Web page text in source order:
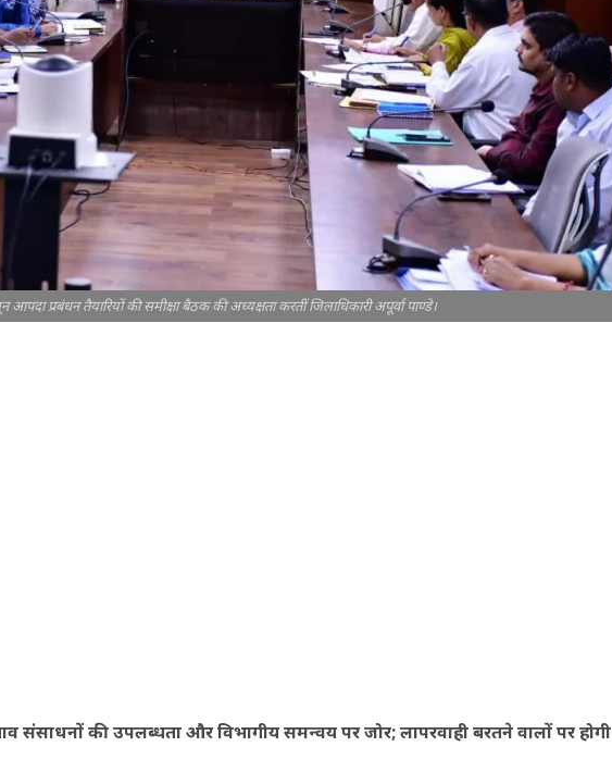
आपदा प्रबंधन तैयारियों की समीक्षा बैठक की अध्यक्षता करतीं जिलाधिकारी अपूर्वा पाण्डे।
संसाधनों की उपलब्धता और विभागीय समन्वय पर जोर; लापरवाही बरतने वालों पर होगी